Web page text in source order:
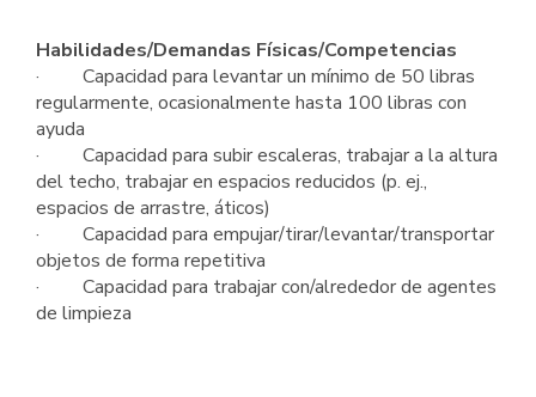
Habilidades/Demandas Físicas/Competencias
· Capacidad para levantar un mínimo de 50 libras
regularmente, ocasionalmente hasta 100 libras con
ayuda
· Capacidad para subir escaleras, trabajar a la altura
del techo, trabajar en espacios reducidos (p. ej.,
espacios de arrastre, áticos)
· Capacidad para empujar/tirar/levantar/transportar
objetos de forma repetitiva
· Capacidad para trabajar con/alrededor de agentes
de limpieza